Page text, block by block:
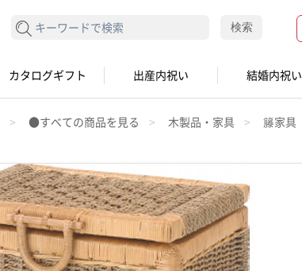
検索する 検索
カタログギフト 出産内祝い 結婚内祝い
●すべての商品を見る 木製品・家具 籐家具